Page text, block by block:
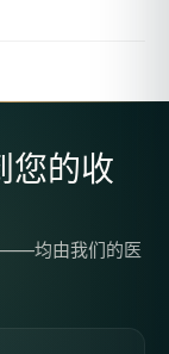
您的收
——均由我们的医